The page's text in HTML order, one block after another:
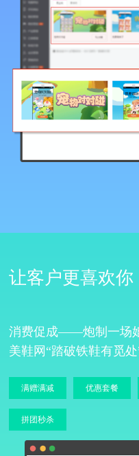
让客户更喜欢你
消费促成——炮制一场
美鞋网“踏破铁鞋有觅
满赠满减 优惠套餐
拼团秒杀